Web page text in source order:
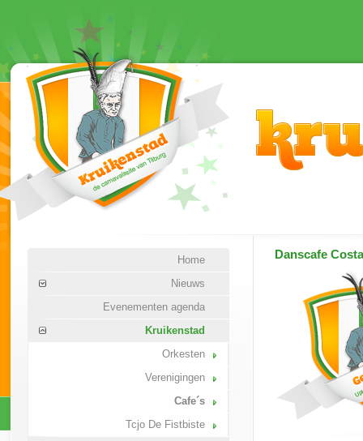
Home
Nieuws
Evenementen agenda
Kruikenstad
Orkesten
Verenigingen
Cafe´s
Tcjo De Fistbiste
Danscafe Costa